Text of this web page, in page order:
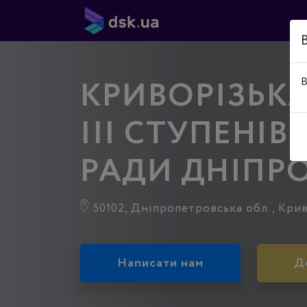
ІІІ
РАДИ
50102, Дніпропетровська обл.,
Написати нам